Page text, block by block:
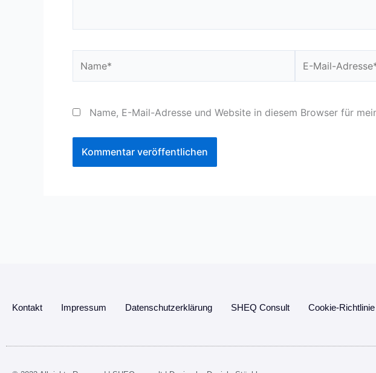
Mail-
Name, E-Mail-Adresse und Website in diesem Browser für
Kontakt Impressum Datenschutzerklärung SHEQ Consult Cookie-